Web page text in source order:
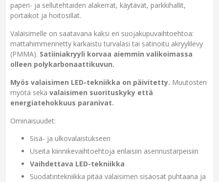
paperi- ja sellutehtaiden alakerrat, käytävät, parkkihallit,
portaikot ja hoitosillat.
Valaisimelle on saatavana kaksi eri suojakupuvaihtoehtoa:
mattahimmennetty karkaistu turvalasi tai satinoitu akryylilevy
(PMMA). Satiiniakryyli korvaa aiemmin valikoimassa
olleen polykarbonaattikuvun.
Myös valaisimen LED-tekniikka on päivitetty. Muutosten
myötä sekä valaisimen suorituskyky että
energiatehokkuus paranivat.
Ominaisuudet:
Sisä- ja ulkovalaistukseen
Useita kiinnikevaihtoehtoja erilaisiin asennustarpeisiin
Vaihdettava LED-tekniikka
Suodatintekniikka pitää valaisimen sisäosat puhtaana ja